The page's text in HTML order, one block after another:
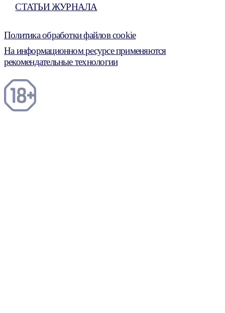
СТАТЬИ ЖУРНАЛА
Политика обработки файлов cookie
На информационном ресурсе применяются
рекомендательные технологии